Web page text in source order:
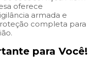
oferece
armada e
completa para
para Você!